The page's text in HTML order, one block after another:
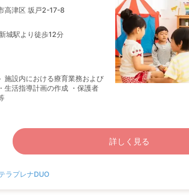
高津区 坂戸2-17-8
城駅より徒歩12分
施設内における療育業務および
生活指導計画の作成 ・保護者
詳しく見る
ラプレナDUO